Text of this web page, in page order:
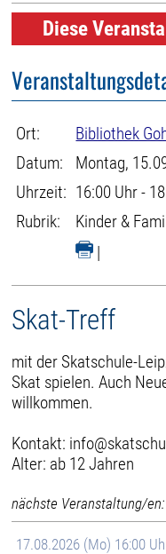
Diese
Ort:
Bibliothek
Datum:
Montag,
Uhrzeit: 16:00 Uhr -
Rubrik:
Kinder &
|
Skat-Treff
mit der Skatschule-
Skat spielen. Auch
willkommen.
Kontakt:
Alter: ab 12 Jahren
nächste Veranstaltung/en:
17.08.2026 (Mo) 16:00